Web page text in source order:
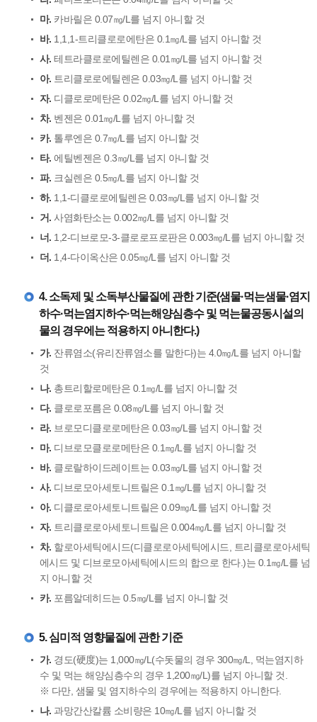
마. 카바릴은 0.07㎎/L를 넘지 아니할 것
바. 1,1,1-트리클로로에탄은 0.1㎎/L를 넘지 아니할 것
사. 테트라클로로에틸렌은 0.01㎎/L를 넘지 아니할 것
아. 트리클로로에틸렌은 0.03㎎/L를 넘지 아니할 것
자. 디클로로메탄은 0.02㎎/L를 넘지 아니할 것
차. 벤젠은 0.01㎎/L를 넘지 아니할 것
카. 톨루엔은 0.7㎎/L를 넘지 아니할 것
타. 에틸벤젠은 0.3㎎/L를 넘지 아니할 것
파. 크실렌은 0.5㎎/L를 넘지 아니할 것
하. 1,1-디클로로에틸렌은 0.03㎎/L를 넘지 아니할 것
거. 사염화탄소는 0.002㎎/L를 넘지 아니할 것
너. 1,2-디브로모-3-클로로프로판은 0.003㎎/L를 넘지 아니할 것
더. 1,4-다이옥산은 0.05㎎/L를 넘지 아니할 것
4. 소독제 및 소독부산물질에 관한 기준(샘물·먹는샘물·염지
하수·먹는염지하수·먹는해양심층수 및 먹는물공동시설의
물의 경우에는 적용하지 아니한다.)
가. 잔류염소(유리잔류염소를 말한다)는 4.0㎎/L를 넘지 아니할
것
나. 총트리할로메탄은 0.1㎎/L를 넘지 아니할 것
다. 클로로포름은 0.08㎎/L를 넘지 아니할 것
라. 브로모디클로로메탄은 0.03㎎/L를 넘지 아니할 것
마. 디브로모클로로메탄은 0.1㎎/L를 넘지 아니할 것
바. 클로랄하이드레이트는 0.03㎎/L를 넘지 아니할 것
사. 디브로모아세토니트릴은 0.1㎎/L를 넘지 아니할 것
아. 디클로로아세토니트릴은 0.09㎎/L를 넘지 아니할 것
자. 트리클로로아세토니트릴은 0.004㎎/L를 넘지 아니할 것
차. 할로아세틱에시드(디클로로아세틱에시드, 트리클로로아세틱
에시드 및 디브로모아세틱에시드의 합으로 한다.)는 0.1㎎/L를 넘
지 아니할 것
카. 포름알데히드는 0.5㎎/L를 넘지 아니할 것
5. 심미적 영향물질에 관한 기준
가. 경도(硬度)는 1,000㎎/L(수돗물의 경우 300㎎/L, 먹는염지하
수 및 먹는 해양심층수의 경우 1,200㎎/L)를 넘지 아니할 것.
※ 다만, 샘물 및 염지하수의 경우에는 적용하지 아니한다.
나. 과망간산칼륨 소비량은 10㎎/L를 넘지 아니할 것